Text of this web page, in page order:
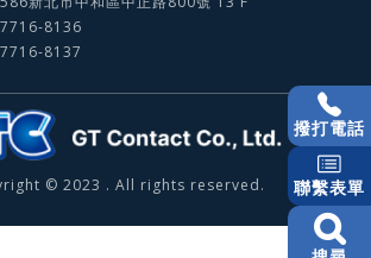
8136
8137
© 2023 . All rights reserved.
撥打電話
聯繫表單